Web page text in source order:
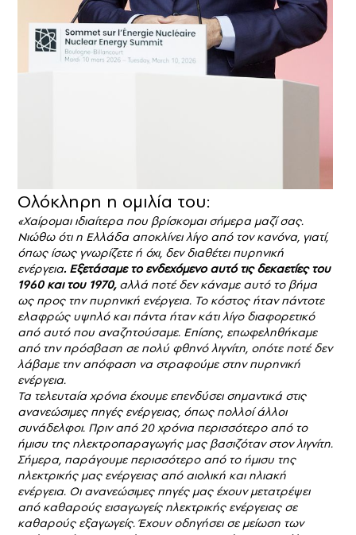
Ολόκληρη η ομιλία του:
«Χαίρομαι ιδιαίτερα που βρίσκομαι σήμερα μαζί σας.
Νιώθω ότι η Ελλάδα αποκλίνει λίγο από τον κανόνα, γιατί,
όπως ίσως γνωρίζετε ή όχι, δεν διαθέτει πυρηνική
ενέργεια. Εξετάσαμε το ενδεχόμενο αυτό τις δεκαετίες του
1960 και του 1970,αλλά ποτέ δεν κάναμε αυτό το βήμα
ως προς την πυρηνική ενέργεια. Το κόστος ήταν πάντοτε
ελαφρώς υψηλό και πάντα ήταν κάτι λίγο διαφορετικό
από αυτό που αναζητούσαμε. Επίσης, επωφεληθήκαμε
από την πρόσβαση σε πολύ φθηνό λιγνίτη, οπότε ποτέ δεν
λάβαμε την απόφαση να στραφούμε στην πυρηνική
ενέργεια.
Τα τελευταία χρόνια έχουμε επενδύσει σημαντικά στις
ανανεώσιμες πηγές ενέργειας, όπως πολλοί άλλοι
συνάδελφοι. Πριν από 20 χρόνια περισσότερο από το
ήμισυ της ηλεκτροπαραγωγής μας βασιζόταν στον λιγνίτη.
Σήμερα, παράγουμε περισσότερο από το ήμισυ της
ηλεκτρικής μας ενέργειας από αιολική και ηλιακή
ενέργεια. Οι ανανεώσιμες πηγές μας έχουν μετατρέψει
από καθαρούς εισαγωγείς ηλεκτρικής ενέργειας σε
καθαρούς εξαγωγείς. Έχουν οδηγήσει σε μείωση των